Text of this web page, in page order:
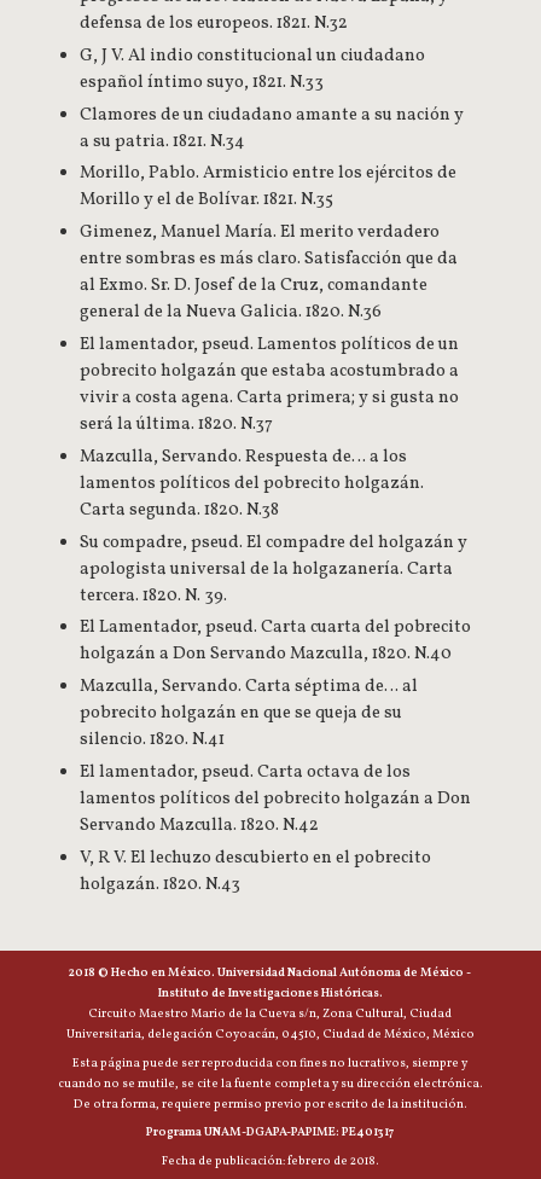
defensa de los europeos. 1821. N.32
G, J V. Al indio constitucional un ciudadano
español íntimo suyo, 1821. N.33
Clamores de un ciudadano amante a su nación y
a su patria. 1821. N.34
Morillo, Pablo. Armisticio entre los ejércitos de
Morillo y el de Bolívar. 1821. N.35
Gimenez, Manuel María. El merito verdadero
entre sombras es más claro. Satisfacción que da
al Exmo. Sr. D. Josef de la Cruz, comandante
general de la Nueva Galicia. 1820. N.36
El lamentador, pseud. Lamentos políticos de un
pobrecito holgazán que estaba acostumbrado a
vivir a costa agena. Carta primera; y si gusta no
será la última. 1820. N.37
Mazculla, Servando. Respuesta de… a los
lamentos políticos del pobrecito holgazán.
Carta segunda. 1820. N.38
Su compadre, pseud. El compadre del holgazán y
apologista universal de la holgazanería. Carta
tercera. 1820. N. 39.
El Lamentador, pseud. Carta cuarta del pobrecito
holgazán a Don Servando Mazculla, 1820. N.40
Mazculla, Servando. Carta séptima de… al
pobrecito holgazán en que se queja de su
silencio. 1820. N.41
El lamentador, pseud. Carta octava de los
lamentos políticos del pobrecito holgazán a Don
Servando Mazculla. 1820. N.42
V, R V. El lechuzo descubierto en el pobrecito
holgazán. 1820. N.43
2018 © Hecho en México. Universidad Nacional Autónoma de México -
Instituto de Investigaciones Históricas.
Circuito Maestro Mario de la Cueva s/n, Zona Cultural, Ciudad
Universitaria, delegación Coyoacán, 04510, Ciudad de México, México
Esta página puede ser reproducida con fines no lucrativos, siempre y
cuando no se mutile, se cite la fuente completa y su dirección electrónica.
De otra forma, requiere permiso previo por escrito de la institución.
Programa UNAM-DGAPA-PAPIME: PE401317
Fecha de publicación: febrero de 2018.